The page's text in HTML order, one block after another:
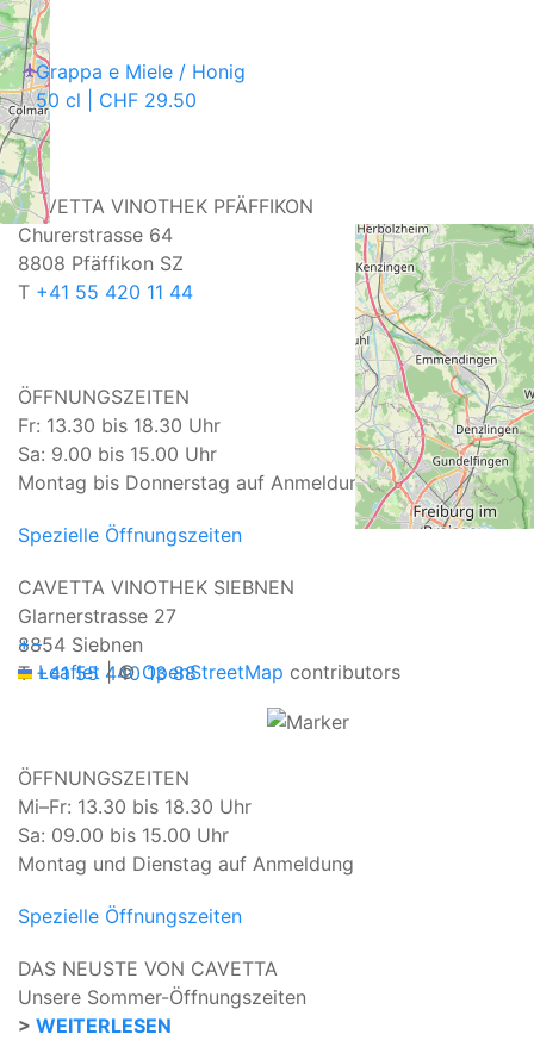
+−
Leaflet |©OpenStreetMap contributors
Grappa e Miele / Honig
50 cl | CHF 29.50
CAVETTA VINOTHEK PFÄFFIKON
Churerstrasse 64
8808 Pfäffikon SZ
T +41 55 420 11 44
ÖFFNUNGSZEITEN
Fr: 13.30 bis 18.30 Uhr
Sa: 9.00 bis 15.00 Uhr
Montag bis Donnerstag auf Anmeldung
Spezielle Öffnungszeiten
CAVETTA VINOTHEK SIEBNEN
Glarnerstrasse 27
8854 Siebnen
T +41 55 440 13 88
ÖFFNUNGSZEITEN
Mi–Fr: 13.30 bis 18.30 Uhr
Sa: 09.00 bis 15.00 Uhr
Montag und Dienstag auf Anmeldung
Spezielle Öffnungszeiten
DAS NEUSTE VON CAVETTA
Unsere Sommer-Öffnungszeiten
> WEITERLESEN